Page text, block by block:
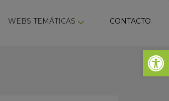
Abrir
WEBS TEMÁTICAS CONTACTO